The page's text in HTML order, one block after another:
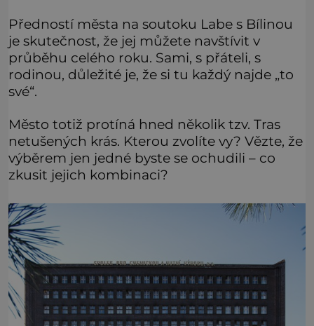
Předností města na soutoku Labe s Bílinou
je skutečnost, že jej můžete navštívit v
průběhu celého roku. Sami, s přáteli, s
rodinou, důležité je, že si tu každý najde „to
své“.
Město totiž protíná hned několik tzv. Tras
netušených krás. Kterou zvolíte vy? Vězte, že
výběrem jen jedné byste se ochudili – co
zkusit jejich kombinaci?